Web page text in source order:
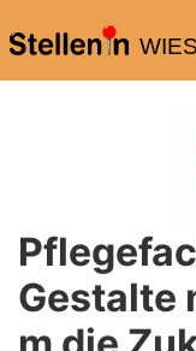
Gestalte